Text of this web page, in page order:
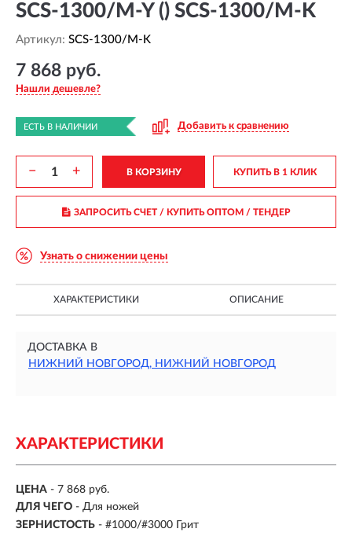
SCS-1300/M-Y () SCS-1300/M-K
Артикул: SCS-1300/M-K
7 868 руб.
Нашли дешевле?
ЕСТЬ В НАЛИЧИИ Добавить к сравнению
− + В КОРЗИНУ КУПИТЬ В 1 КЛИК
ЗАПРОСИТЬ СЧЕТ / КУПИТЬ ОПТОМ/ ТЕНДЕР
Узнать о снижении цены
ХАРАКТЕРИСТИКИ ОПИСАНИЕ
ДОСТАВКА В
НИЖНИЙ НОВГОРОД, НИЖНИЙ НОВГОРОД
ХАРАКТЕРИСТИКИ
ЦЕНА - 7 868 руб.
ДЛЯ ЧЕГО - Для ножей
ЗЕРНИСТОСТЬ - #1000/#3000 Грит